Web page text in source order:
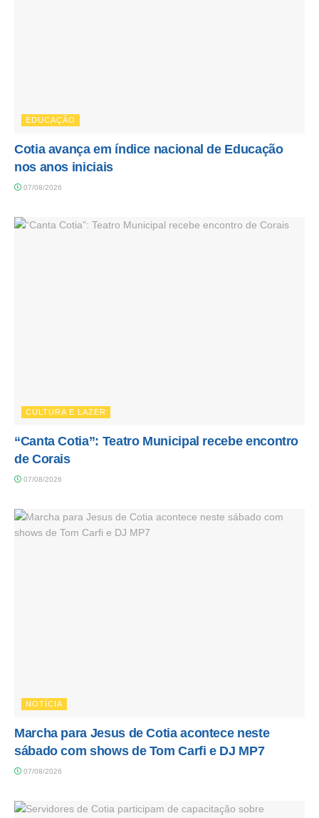
EDUCAÇÃO
Cotia avança em índice nacional de Educação
nos anos iniciais
07/08/2026
CULTURA E LAZER
“Canta Cotia”: Teatro Municipal recebe encontro
de Corais
07/08/2026
NOTÍCIA
Marcha para Jesus de Cotia acontece neste
sábado com shows de Tom Carfi e DJ MP7
07/08/2026